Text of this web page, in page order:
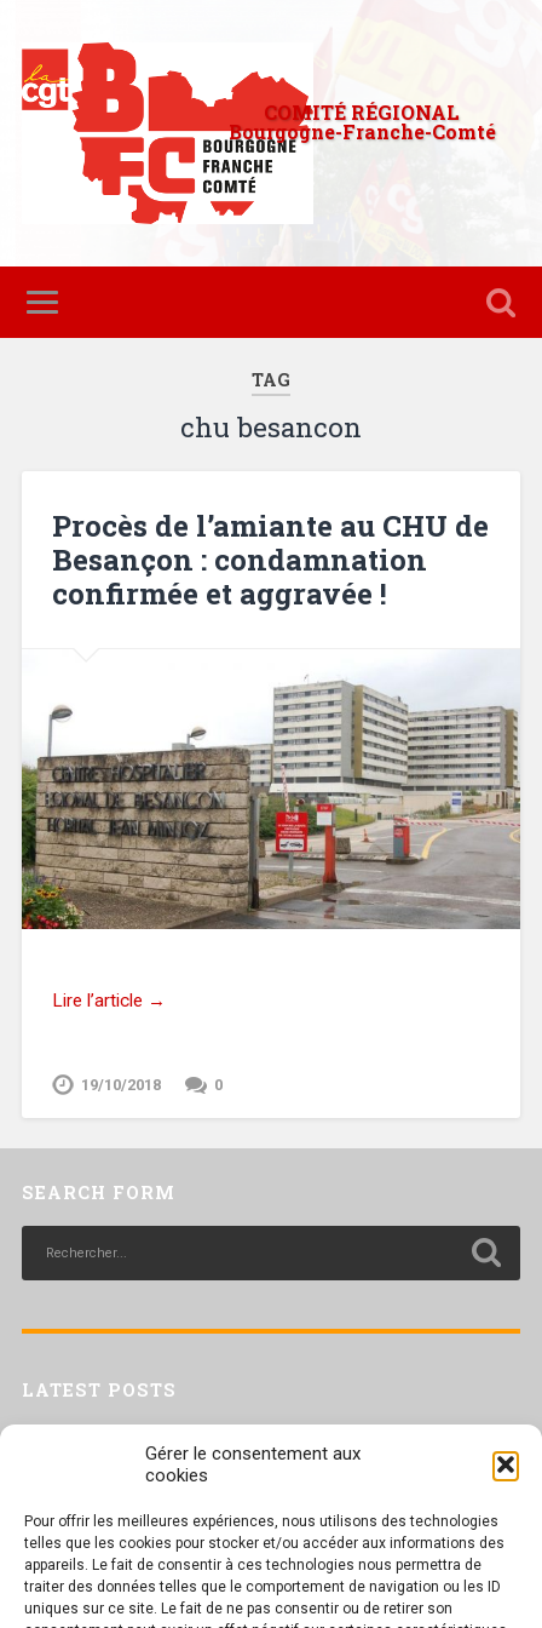
Gérer le consentement aux
cookies
Pour offrir les meilleures expériences, nous utilisons des technologies
telles que les cookies pour stocker et/ou accéder aux informations des
appareils. Le fait de consentir à ces technologies nous permettra de
traiter des données telles que le comportement de navigation ou les ID
uniques sur ce site. Le fait de ne pas consentir ou de retirer son
COMITÉ RÉGIONAL
Bourgogne-Franche-Comté
TAG
chu besancon
Procès de l’amiante au CHU de
Besançon : condamnation
confirmée et aggravée !
Lire l’article →
19/10/2018 0
SEARCH FORM
LATEST POSTS
Trac confédéral sur les situations de travail par forte chaleur
Séance plénière du CESER du 23 juin 2026
Tract UD 25 — Une nouvelle attaque contre nos droits : les arrêts
maladie